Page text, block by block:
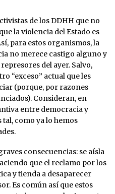
de los DDHH que no
la violencia del Estado es
para estos organismos, la
no merece castigo alguno y
del ayer. Salvo,
“exceso” actual que les
(porque, por razones
Consideran, en
entre democracia y
como ya lo hemos
consecuencias: se aísla
que el reclamo por los
y tienda a desaparecer
Es común así que estos